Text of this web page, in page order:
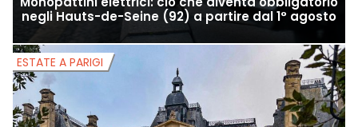
negli Hauts-de-Seine (92) a partire dal 1° agosto
ESTATE A PARIGI